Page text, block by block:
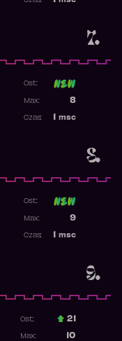
7.
8.
Ost:
8
Max:
msc
Czas:
9.
Ost:
9
Max:
msc
Czas:
Ost.: 21
10
Max: